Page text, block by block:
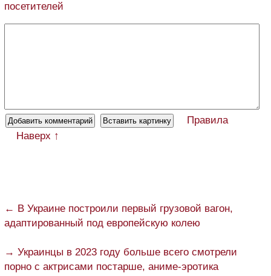
посетителей
Правила
Наверх ↑
← В Украине построили первый грузовой вагон,
адаптированный под европейскую колею
→ Украинцы в 2023 году больше всего смотрели
порно с актрисами постарше, аниме-эротика